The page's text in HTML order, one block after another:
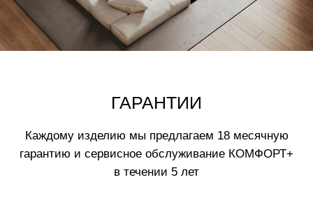
Нажимая на кнопку вы соглашаетесь
политикой обработки данных
ВАМ МОЖЕТ ПОНРАВИТЬСЯ